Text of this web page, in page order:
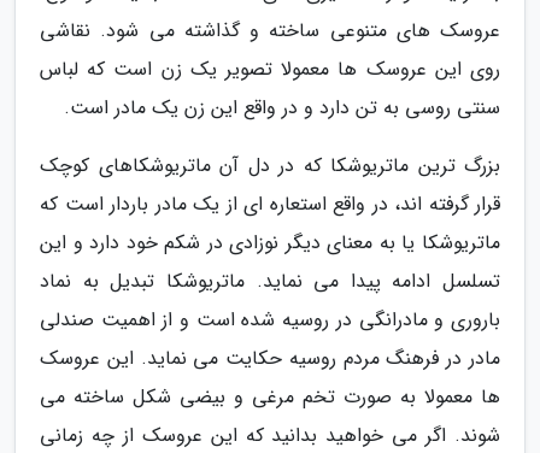
عروسک های متنوعی ساخته و گذاشته می شود. نقاشی
روی این عروسک ها معمولا تصویر یک زن است که لباس
سنتی روسی به تن دارد و در واقع این زن یک مادر است.
بزرگ ترین ماتریوشکا که در دل آن ماتریوشکاهای کوچک
قرار گرفته اند، در واقع استعاره ای از یک مادر باردار است که
ماتریوشکا یا به معنای دیگر نوزادی در شکم خود دارد و این
تسلسل ادامه پیدا می نماید. ماتریوشکا تبدیل به نماد
باروری و مادرانگی در روسیه شده است و از اهمیت صندلی
مادر در فرهنگ مردم روسیه حکایت می نماید. این عروسک
ها معمولا به صورت تخم مرغی و بیضی شکل ساخته می
شوند. اگر می خواهید بدانید که این عروسک از چه زمانی